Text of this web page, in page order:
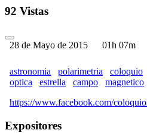
92 Vistas
28 de Mayo de 2015 01h 07m
astronomia polarimetria coloquio
optica
estrella campo
magnetico
https://www.facebook.com/
Expositores